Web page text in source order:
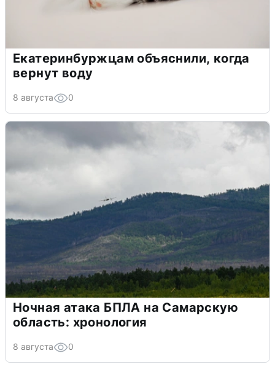
Екатеринбуржцам объяснили, когда
вернут воду
8 августа 0
Ночная атака БПЛА на Самарскую
область: хронология
8 августа 0